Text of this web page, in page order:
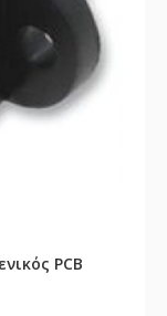
PCB